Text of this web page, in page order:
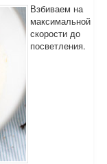
Взбиваем на
максимальной
скорости до
посветления.